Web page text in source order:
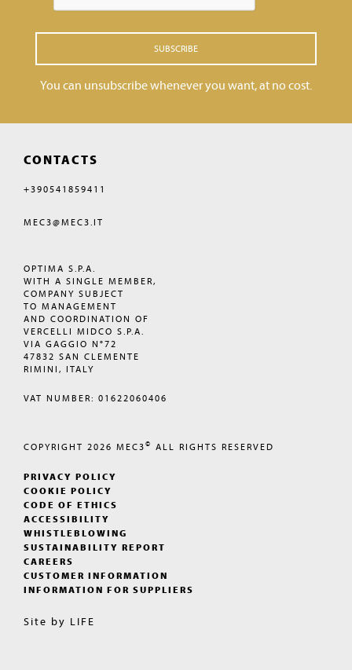
SUBSCRIBE
You can unsubscribe whenever you want, at no cost.
CONTACTS
+390541859411
MEC3@MEC3.IT
OPTIMA S.P.A.
WITH A SINGLE MEMBER,
COMPANY SUBJECT
TO MANAGEMENT
AND COORDINATION OF
VERCELLI MIDCO S.P.A.
VIA GAGGIO N°72
47832 SAN CLEMENTE
RIMINI, ITALY
VAT NUMBER: 01622060406
COPYRIGHT 2026 MEC3© ALL RIGHTS RESERVED
PRIVACY POLICY
COOKIE POLICY
CODE OF ETHICS
ACCESSIBILITY
WHISTLEBLOWING
SUSTAINABILITY REPORT
CAREERS
CUSTOMER INFORMATION
INFORMATION FOR SUPPLIERS
Site by LIFE